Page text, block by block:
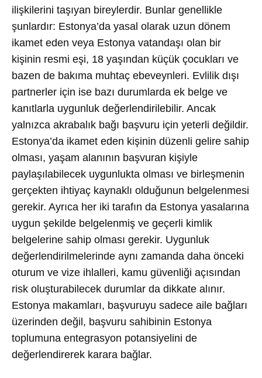
ilişkilerini taşıyan bireylerdir. Bunlar genellikle
şunlardır: Estonya’da yasal olarak uzun dönem
ikamet eden veya Estonya vatandaşı olan bir
kişinin resmi eşi, 18 yaşından küçük çocukları ve
bazen de bakıma muhtaç ebeveynleri. Evlilik dışı
partnerler için ise bazı durumlarda ek belge ve
kanıtlarla uygunluk değerlendirilebilir. Ancak
yalnızca akrabalık bağı başvuru için yeterli değildir.
Estonya’da ikamet eden kişinin düzenli gelire sahip
olması, yaşam alanının başvuran kişiyle
paylaşılabilecek uygunlukta olması ve birleşmenin
gerçekten ihtiyaç kaynaklı olduğunun belgelenmesi
gerekir. Ayrıca her iki tarafın da Estonya yasalarına
uygun şekilde belgelenmiş ve geçerli kimlik
belgelerine sahip olması gerekir. Uygunluk
değerlendirilmelerinde aynı zamanda daha önceki
oturum ve vize ihlalleri, kamu güvenliği açısından
risk oluşturabilecek durumlar da dikkate alınır.
Estonya makamları, başvuruyu sadece aile bağları
üzerinden değil, başvuru sahibinin Estonya
toplumuna entegrasyon potansiyelini de
değerlendirerek karara bağlar.